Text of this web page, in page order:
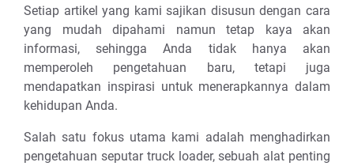
Setiap artikel yang kami sajikan disusun dengan cara
yang mudah dipahami namun tetap kaya akan
informasi, sehingga Anda tidak hanya akan
memperoleh pengetahuan baru, tetapi juga
mendapatkan inspirasi untuk menerapkannya dalam
kehidupan Anda.
Salah satu fokus utama kami adalah menghadirkan
pengetahuan seputar truck loader, sebuah alat penting